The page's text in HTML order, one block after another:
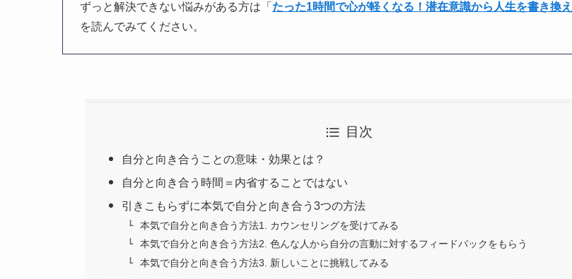
ずっと解決できない悩みがある方は「 たった1時間で心が軽くなる！潜在意識から人生を書き換
を読んでみてください。
目次
自分と向き合うことの意味・効果とは？
自分と向き合う時間＝内省することではない
引きこもらずに本気で自分と向き合う3つの方法
本気で自分と向き合う方法1. カウンセリングを受けてみる
本気で自分と向き合う方法2. 色んな人から自分の言動に対するフィードバックをもらう
本気で自分と向き合う方法3. 新しいことに挑戦してみる